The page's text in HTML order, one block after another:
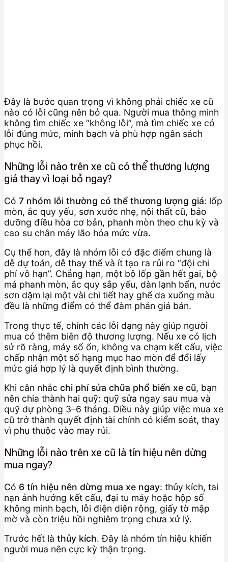
Đây là bước quan trọng vì không phải chiếc xe cũ
nào có lỗi cũng nên bỏ qua. Người mua thông minh
không tìm chiếc xe “không lỗi”, mà tìm chiếc xe có
lỗi đúng mức, minh bạch và phù hợp ngân sách
phục hồi.
Những lỗi nào trên xe cũ có thể thương lượng
giá thay vì loại bỏ ngay?
Có 7 nhóm lỗi thường có thể thương lượng giá: lốp
mòn, ắc quy yếu, sơn xước nhẹ, nội thất cũ, bảo
dưỡng điều hòa cơ bản, phanh mòn theo chu kỳ và
cao su chân máy lão hóa mức vừa.
Cụ thể hơn, đây là nhóm lỗi có đặc điểm chung là
dễ dự toán, dễ thay thế và ít tạo ra rủi ro “đội chi
phí vô hạn”. Chẳng hạn, một bộ lốp gần hết gai, bộ
má phanh mòn, ắc quy sắp yếu, dàn lạnh bẩn, nước
sơn dặm lại một vài chi tiết hay ghế da xuống màu
đều là những điểm có thể đàm phán giá bán.
Trong thực tế, chính các lỗi dạng này giúp người
mua có thêm biên độ thương lượng. Nếu xe có lịch
sử rõ ràng, máy số ổn, không va chạm kết cấu, việc
chấp nhận một số hạng mục hao mòn để đổi lấy
mức giá hợp lý là quyết định bình thường.
Khi cân nhắc chi phí sửa chữa phổ biến xe cũ, bạn
nên chia thành hai quỹ: quỹ sửa ngay sau mua và
quỹ dự phòng 3–6 tháng. Điều này giúp việc mua xe
cũ trở thành quyết định tài chính có kiểm soát, thay
vì phụ thuộc vào may rủi.
Những lỗi nào trên xe cũ là tín hiệu nên dừng
mua ngay?
Có 6 tín hiệu nên dừng mua xe ngay: thủy kích, tai
nạn ảnh hưởng kết cấu, đại tu máy hoặc hộp số
không minh bạch, lỗi điện diện rộng, giấy tờ mập
mờ và còn triệu hồi nghiêm trọng chưa xử lý.
Trước hết là thủy kích. Đây là nhóm tín hiệu khiến
người mua nên cực kỳ thận trọng.